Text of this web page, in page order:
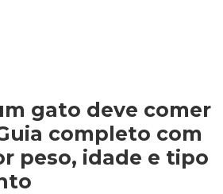
gato deve comer
completo com
peso, idade e tipo